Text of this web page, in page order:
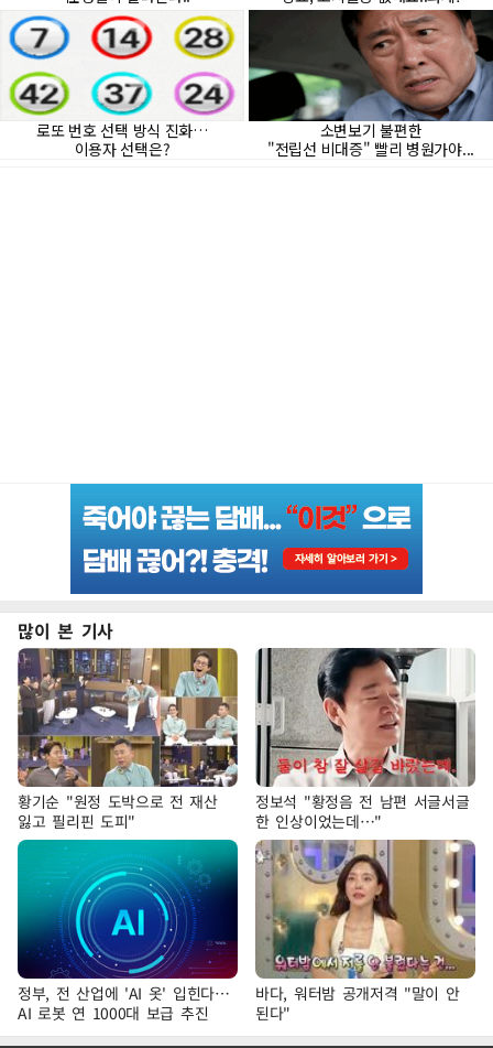
많이 본 기사
황기순 "원정 도박으로 전 재산
잃고 필리핀 도피"
정보석 "황정음 전 남편 서글서글
한 인상이었는데…"
정부, 전 산업에 'AI 옷' 입힌다…
AI 로봇 연 1000대 보급 추진
바다, 워터밤 공개저격 "말이 안
된다"